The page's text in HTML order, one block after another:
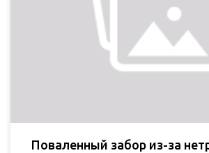
Поваленный забор из-за